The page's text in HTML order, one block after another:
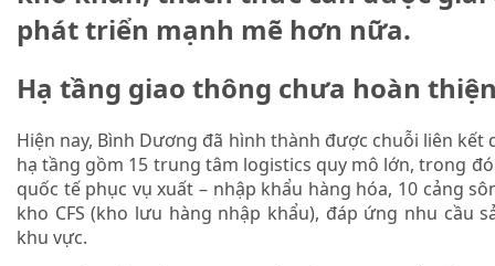
phát triển mạnh mẽ hơn nữa.
Hạ tầng giao thông chưa hoàn
Hiện nay, Bình Dương đã hình thành được chuỗi liên
hạ tầng gồm 15 trung tâm logistics quy mô lớn, trong
quốc tế phục vụ xuất – nhập khẩu hàng hóa, 10 cảng
kho CFS (kho lưu hàng nhập khẩu), đáp ứng nhu cầu
khu vực.